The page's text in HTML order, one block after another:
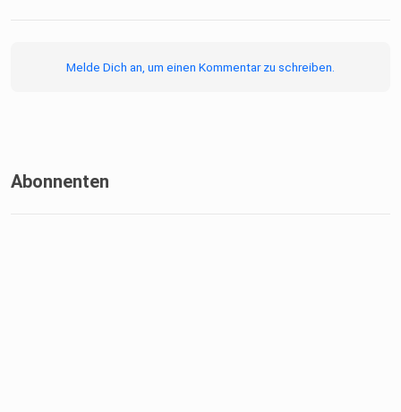
Melde Dich an, um einen Kommentar zu schreiben.
Abonnenten